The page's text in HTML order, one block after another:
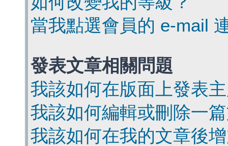
當我點選會員的 e-mail
發表文章相關問題
我該如何在版面上發表
我該如何編輯或刪除一
我該如何在我的文章後